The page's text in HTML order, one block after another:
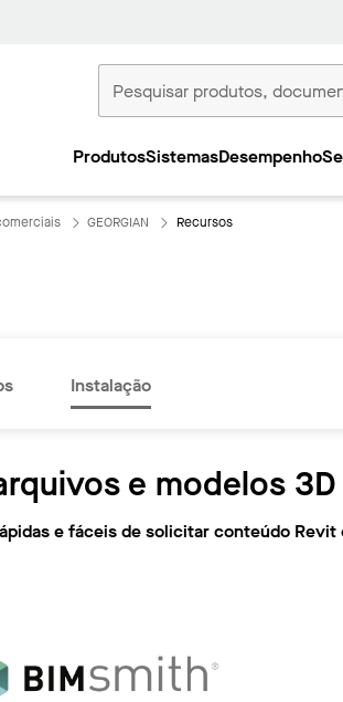
ProdutosSistemasDesempenho
GEORGIAN Recursos
Instalação
e modelos
e fáceis de solicitar conteúdo